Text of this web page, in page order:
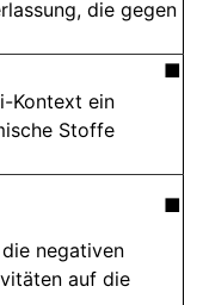
die gegen
■
Kontext ein
Stoffe
■
negativen
auf die